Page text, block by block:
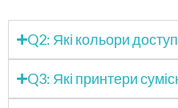
Q2: Які кольори
Q3: Які принтери